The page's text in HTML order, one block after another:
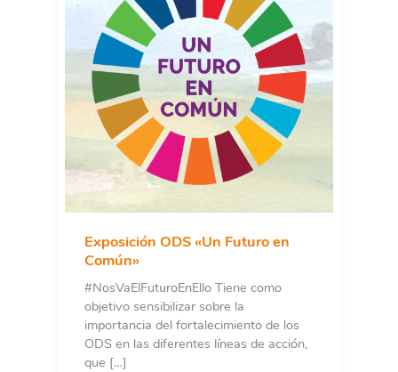
Exposición ODS «Un Futuro en
Común»
#NosVaElFuturoEnEllo Tiene como
objetivo sensibilizar sobre la
importancia del fortalecimiento de los
ODS en las diferentes líneas de acción,
que […]